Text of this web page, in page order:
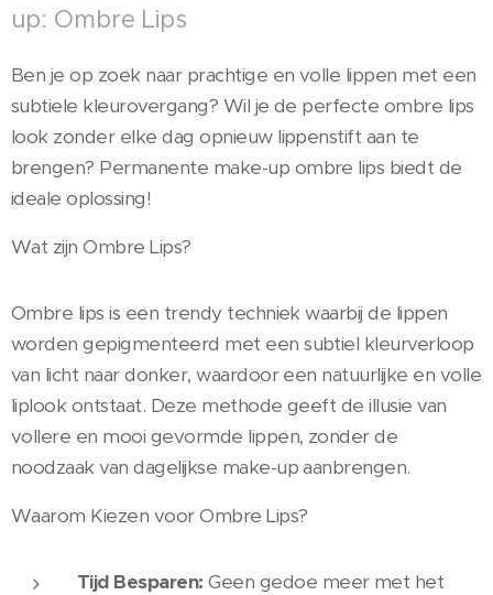
up: Ombre Lips
Ben je op zoek naar prachtige en volle lippen met een
subtiele kleurovergang? Wil je de perfecte ombre lips
look zonder elke dag opnieuw lippenstift aan te
brengen? Permanente make-up ombre lips biedt de
ideale oplossing!
Wat zijn Ombre Lips?
Ombre lips is een trendy techniek waarbij de lippen
worden gepigmenteerd met een subtiel kleurverloop
van licht naar donker, waardoor een natuurlijke en volle
liplook ontstaat. Deze methode geeft de illusie van
vollere en mooi gevormde lippen, zonder de
noodzaak van dagelijkse make-up aanbrengen.
Waarom Kiezen voor Ombre Lips?
Tijd Besparen: Geen gedoe meer met het